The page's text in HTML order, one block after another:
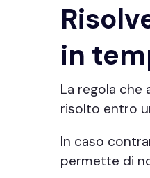
in
La regola
risolto entro
In caso
permette di